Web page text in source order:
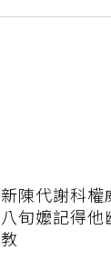
新陳代謝科
八旬嬤記得
教